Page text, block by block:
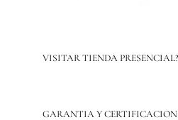
VISITAR TIENDA PRESENCIAL?
GARANTIA Y CERTIFICACION